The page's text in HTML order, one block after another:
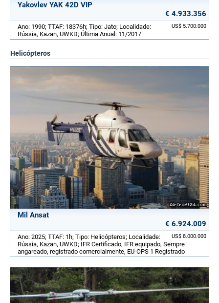
Yakovlev YAK 42D VIP
€ 4.933.356
US$ 5.700.000
Ano: 1990; TTAF: 18376h; Tipo: Jato; Localidade:
Rússia, Kazan, UWKD; Última Anual: 11/2017
Helicópteros
Mil Ansat
€ 6.924.009
US$ 8.000.000
Ano: 2025; TTAF: 1h; Tipo: Helicópteros; Localidade:
Rússia, Kazan, UWKD; IFR Certificado, IFR equipado, Sempre
angareado, registrado comercialmente, EU-OPS 1 Registrado